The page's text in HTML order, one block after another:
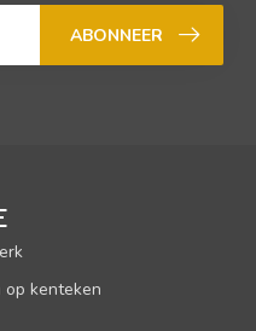
ABONNEER
op kenteken